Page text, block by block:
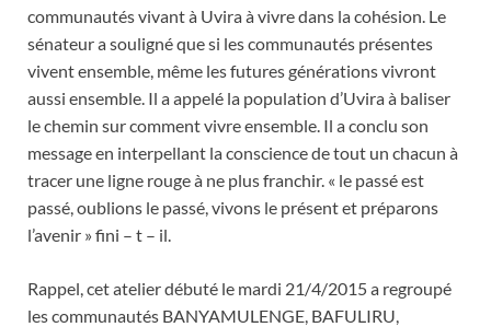
communautés vivant à Uvira à vivre dans la cohésion. Le
sénateur a souligné que si les communautés présentes
vivent ensemble, même les futures générations vivront
aussi ensemble. Il a appelé la population d’Uvira à baliser
le chemin sur comment vivre ensemble. Il a conclu son
message en interpellant la conscience de tout un chacun à
tracer une ligne rouge à ne plus franchir. « le passé est
passé, oublions le passé, vivons le présent et préparons
l’avenir » fini – t – il.
Rappel, cet atelier débuté le mardi 21/4/2015 a regroupé
les communautés BANYAMULENGE, BAFULIRU,